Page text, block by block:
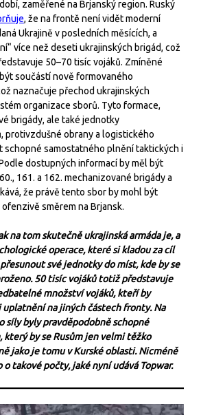
zaměřené na Brjanský region. Ruský
, že na frontě není vidět moderní
Ukrajině v posledních měsících, a
více než deseti ukrajinských brigád, což
50–70 tisíc vojáků. Zmíněné
součástí nově formovaného
naznačuje přechod ukrajinských
organizace sborů. Tyto formace,
brigády, ale také jednotky
protivzdušné obrany a logistického
schopné samostatného plnění taktických i
dostupných informací by měl být
161. a 162. mechanizované brigády a
že právě tento sbor by mohl být
směrem na Brjansk.
na tom skutečně ukrajinská armáda je, a
operace, které si kladou za cíl
své jednotky do míst, kde by se
50 tisíc vojáků totiž představuje
množství vojáků, kteří by
uplatnění na jiných částech fronty. Na
síly byly pravděpodobně schopné
by se Rusům jen velmi těžko
jako je tomu v Kurské oblasti. Nicméně
o takové počty, jaké nyní udává Topwar.